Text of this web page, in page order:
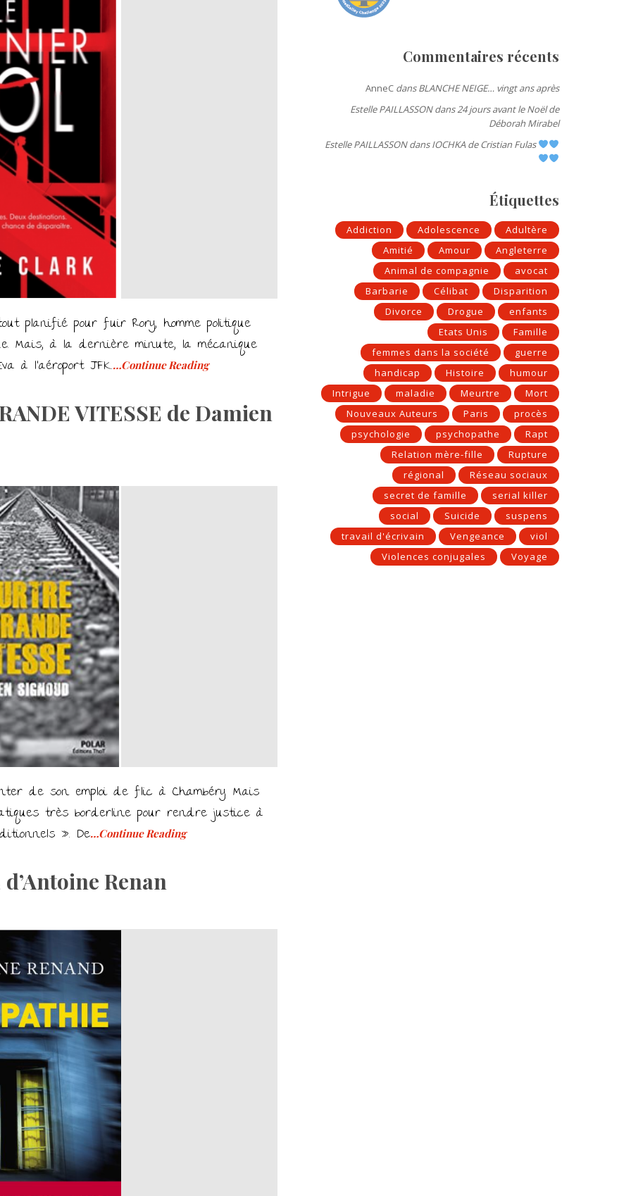
planifié pour fuir Rory, homme politique
Mais, à la dernière minute, la mécanique
à l’aéroport JFK.…Continue Reading
VITESSE de Damien
de son emploi de flic à Chambéry. Mais
très borderline pour rendre justice à
». De…Continue Reading
d’Antoine Renan
Commentaires récents
AnneC dansBLANCHE NEIGE… vingt ans après
Estelle PAILLASSONdans24 jours avant le Noël de
Déborah Mirabel
Estelle PAILLASSONdansIOCHKA de Cristian Fulas
Étiquettes
Addiction Adolescence
Adultère
Amitié
Amour
Angleterre
Animal de compagnie
avocat
Barbarie
Célibat
Disparition
Divorce
Drogue
enfants
Etats Unis
Famille
femmes dans la société
guerre
handicap
Histoire
humour
Intrigue
maladie Meurtre
Mort
Nouveaux Auteurs
Paris
procès
psychologie
psychopathe
Rapt
Relation mère-fille
Rupture
régional
Réseau sociaux
secret de famille
serial killer
social
Suicide
suspens
travail d'écrivain
Vengeance
viol
Violences conjugales
Voyage